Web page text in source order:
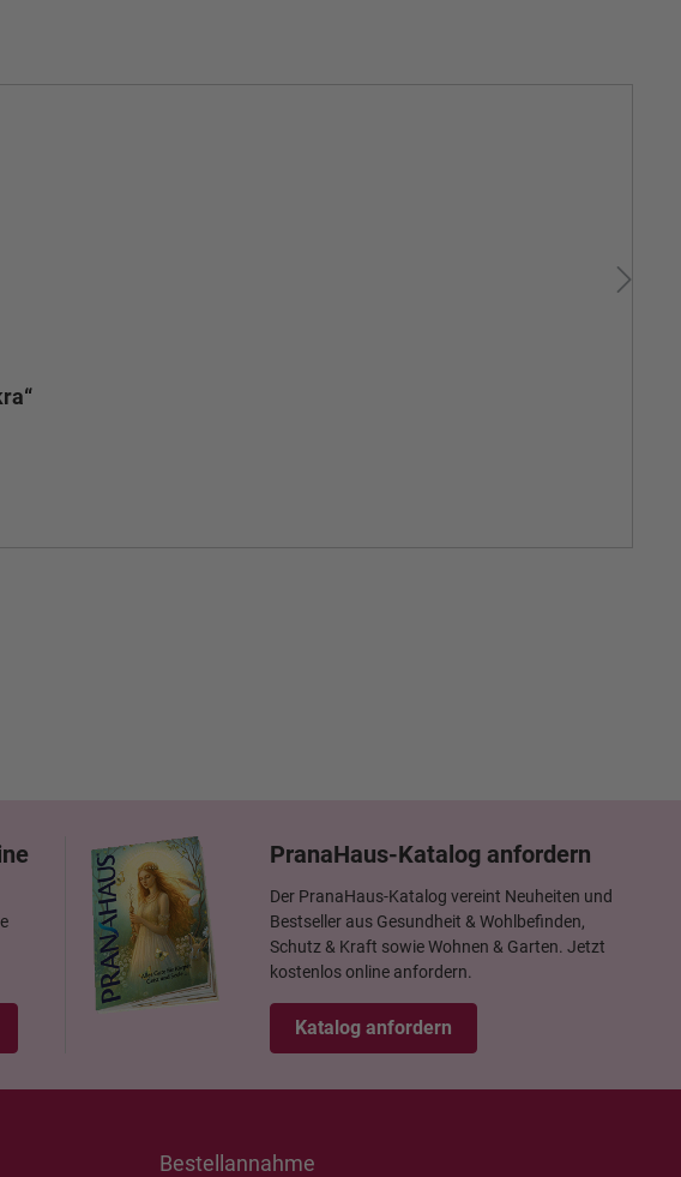
PranaHaus-Katalog anfordern
Der PranaHaus-Katalog vereint Neuheiten und
Bestseller aus Gesundheit & Wohlbefinden,
Schutz & Kraft sowie Wohnen & Garten. Jetzt
kostenlos online anfordern.
Katalog anfordern
Bestellannahme